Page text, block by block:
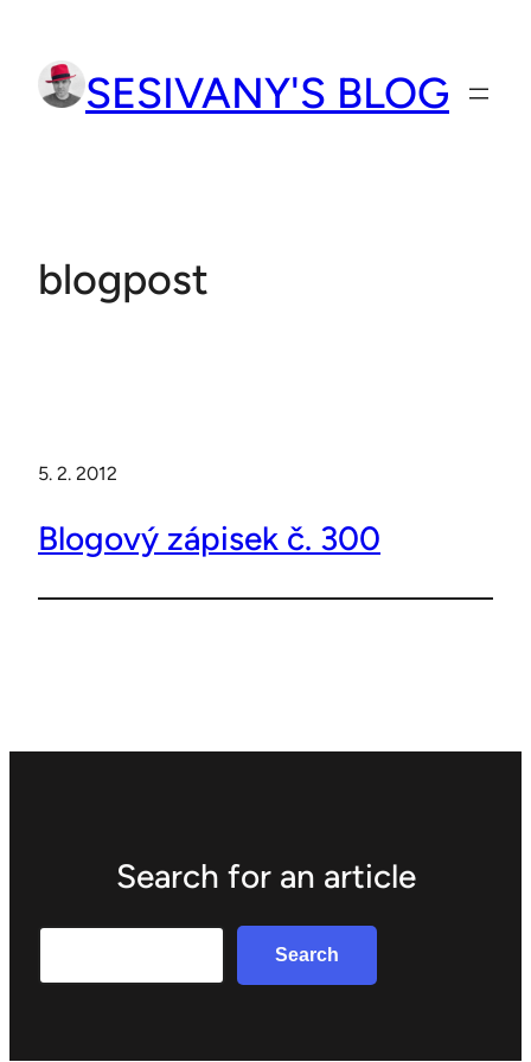
obsah
SESIVANY'S BLOG
blogpost
5. 2. 2012
Blogový zápisek č. 300
Search for an article
Search